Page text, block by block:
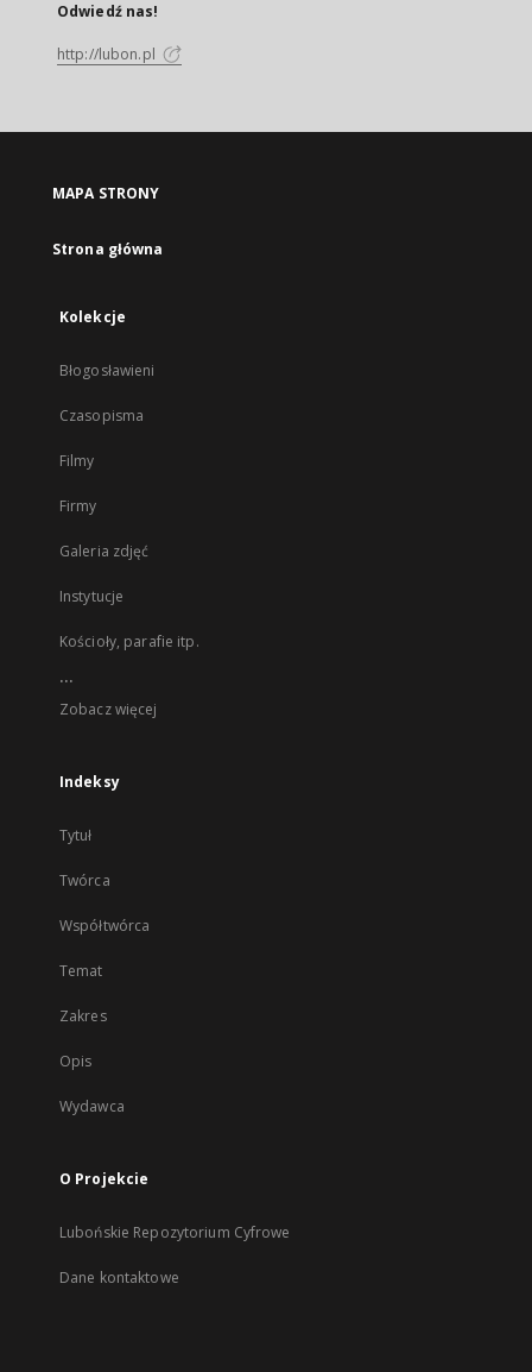
Odwiedź nas!
http://lubon.pl
MAPA STRONY
Strona główna
Kolekcje
Błogosławieni
Czasopisma
Filmy
Firmy
Galeria zdjęć
Instytucje
Kościoły, parafie itp.
...
Zobacz więcej
Indeksy
Tytuł
Twórca
Współtwórca
Temat
Zakres
Opis
Wydawca
O Projekcie
Lubońskie Repozytorium Cyfrowe
Dane kontaktowe